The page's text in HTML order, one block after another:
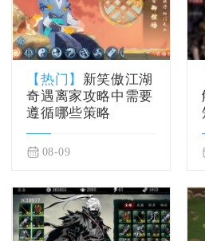
【热门】 新笑傲江湖
奇遇离家攻略中需要
遵循哪些策略
08-09